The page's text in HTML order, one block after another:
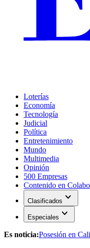
Loterías
Economía
Tecnología
Judicial
Política
Entretenimiento
Mundo
Multimedia
Opinión
500 Empresas
Contenido en
Clasificados expand_more
Especiales expand_more
Es noticia:Posesión en Cali